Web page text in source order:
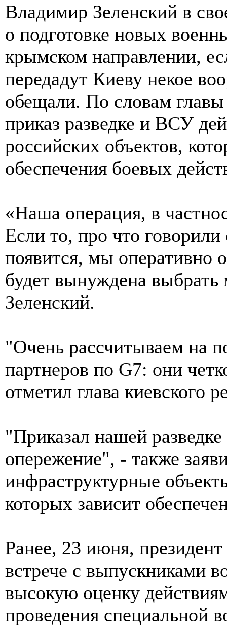
Владимир Зеленский в
о подготовке новых
крымском направлении,
передадут Киеву некое
обещали. По словам
приказ разведке и ВСУ
российских объектов,
обеспечения боевых
«Наша операция, в
Если то, про что
появится, мы оперативно
будет вынуждена
Зеленский.
"Очень рассчитываем на
партнеров по G7: они
отметил глава киевского
"Приказал нашей
опережение", - также
инфраструктурные
которых зависит
Ранее, 23 июня,
встрече с выпускниками
высокую оценку
проведения специальной